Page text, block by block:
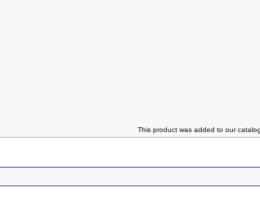
This product was added to our